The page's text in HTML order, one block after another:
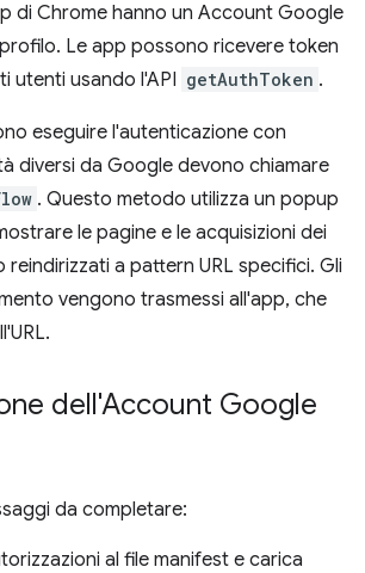
di Chrome hanno un Account Google
Le app possono ricevere token
utenti usando l'API getAuthToken .
eseguire l'autenticazione con
diversi da Google devono chiamare
. Questo metodo utilizza un popup
le pagine e le acquisizioni dei
a pattern URL specifici. Gli
vengono trasmessi all'app, che
dell'Account Google
da completare:
al file manifest e carica